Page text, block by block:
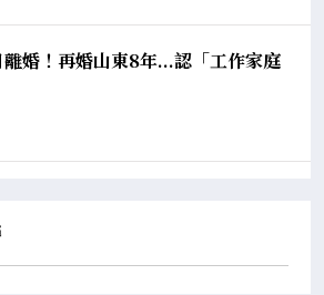
婚！再婚山東8年...認「工作家庭